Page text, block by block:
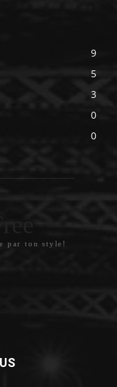
9
5
3
0
0
par ton style!